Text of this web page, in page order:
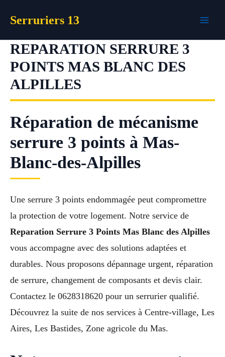
Serruriers 13
REPARATION SERRURE 3
POINTS MAS BLANC DES
ALPILLES
Réparation de mécanisme
serrure 3 points à Mas-
Blanc-des-Alpilles
Une serrure 3 points endommagée peut compromettre
la protection de votre logement. Notre service de
Reparation Serrure 3 Points Mas Blanc des Alpilles
vous accompagne avec des solutions adaptées et
durables. Nous proposons dépannage urgent, réparation
de serrure, changement de composants et devis clair.
Contactez le 0628318620 pour un serrurier qualifié.
Découvrez la suite de nos services à Centre-village, Les
Aires, Les Bastides, Zone agricole du Mas.